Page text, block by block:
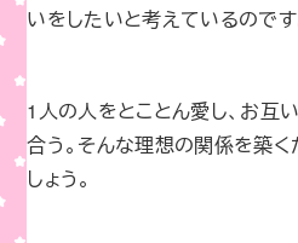
いをしたいと考えているのです
1人の人をとことん愛し、お互
合う。そんな理想の関係を築
しょう。